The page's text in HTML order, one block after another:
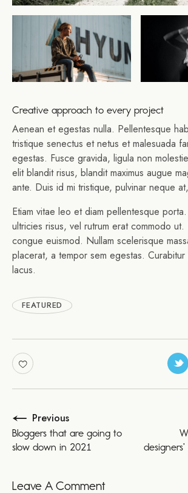
Creative approach to every project
Aenean et egestas nulla. Pellentesque
tristique senectus et netus et malesuada
egestas. Fusce gravida, ligula non
elit blandit risus, blandit maximus augue
ante. Duis id mi tristique, pulvinar neque
Etiam vitae leo et diam pellentesque
ultricies risus, vel rutrum erat commodo
congue euismod. Nullam scelerisque
placerat, a tempor sem egestas.
lacus.
FEATURED
Previous
Bloggers that are going to
slow down in 2021
Leave A Comment